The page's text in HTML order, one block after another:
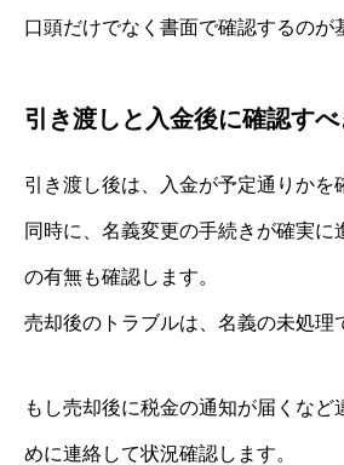
口頭だけでなく書面で確認するのが
引き渡しと入金後に確認すべ
引き渡し後は、入金が予定通りかを
同時に、名義変更の手続きが確実に
の有無も確認します。
売却後のトラブルは、名義の未処理
もし売却後に税金の通知が届くなど
めに連絡して状況確認します。